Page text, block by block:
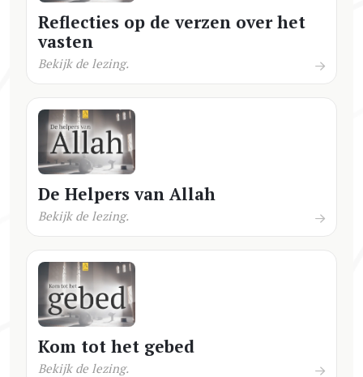
Reflecties op de verzen over het
vasten
Bekijk de lezing.
De Helpers van Allah
Bekijk de lezing.
Kom tot het gebed
Bekijk de lezing.